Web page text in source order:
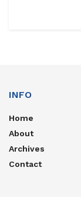
INFO
Home
About
Archives
Contact